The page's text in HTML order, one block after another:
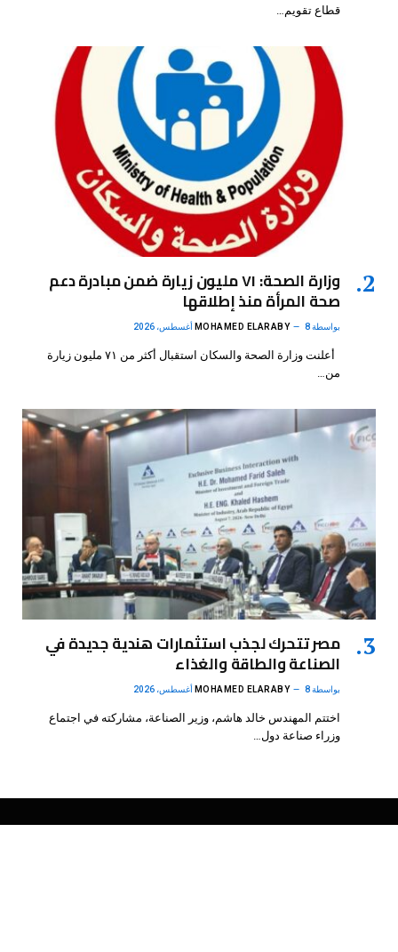
قطاع تقويم…
وزارة الصحة: ٧١ مليون زيارة ضمن مبادرة دعم
صحة المرأة منذ إطلاقها
بواسطة MOHAMED ELARABY 8 أغسطس، 2026
أعلنت وزارة الصحة والسكان استقبال أكثر من ٧١ مليون زيارة
من…
مصر تتحرك لجذب استثمارات هندية جديدة في
الصناعة والطاقة والغذاء
بواسطة MOHAMED ELARABY 8 أغسطس، 2026
اختتم المهندس خالد هاشم، وزير الصناعة، مشاركته في اجتماع
وزراء صناعة دول…